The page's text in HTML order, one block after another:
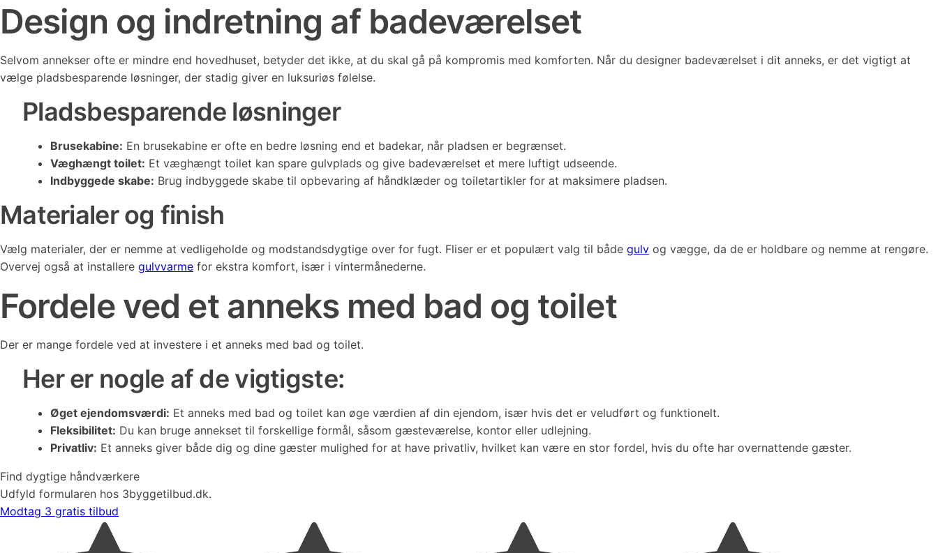
Design og indretning af badeværelset
Selvom annekser ofte er mindre end hovedhuset, betyder det ikke, at du skal gå på kompromis med komforten. Når du designer badeværelset i dit anneks, er det vigtigt at
vælge pladsbesparende løsninger, der stadig giver en luksuriøs følelse.
Pladsbesparende løsninger
Brusekabine: En brusekabine er ofte en bedre løsning end et badekar, når pladsen er begrænset.
Væghængt toilet: Et væghængt toilet kan spare gulvplads og give badeværelset et mere luftigt udseende.
Indbyggede skabe: Brug indbyggede skabe til opbevaring af håndklæder og toiletartikler for at maksimere pladsen.
Materialer og finish
Vælg materialer, der er nemme at vedligeholde og modstandsdygtige over for fugt. Fliser er et populært valg til både gulv og vægge, da de er holdbare og nemme at rengøre.
Overvej også at installere gulvvarme for ekstra komfort, især i vintermånederne.
Fordele ved et anneks med bad og toilet
Der er mange fordele ved at investere i et anneks med bad og toilet.
Her er nogle af de vigtigste:
Øget ejendomsværdi: Et anneks med bad og toilet kan øge værdien af din ejendom, især hvis det er veludført og funktionelt.
Fleksibilitet: Du kan bruge annekset til forskellige formål, såsom gæsteværelse, kontor eller udlejning.
Privatliv: Et anneks giver både dig og dine gæster mulighed for at have privatliv, hvilket kan være en stor fordel, hvis du ofte har overnattende gæster.
Find dygtige håndværkere
Udfyld formularen hos 3byggetilbud.dk.
Modtag 3 gratis tilbud